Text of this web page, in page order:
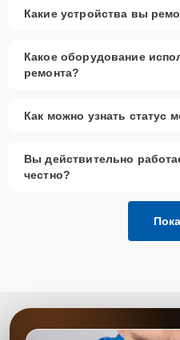
Какие устройства вы
Какое оборудование
ремонта?
Как можно узнать статус
Вы действительно
честно?